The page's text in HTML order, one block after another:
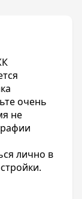
во
и
сразу
и
очень
не
лично в